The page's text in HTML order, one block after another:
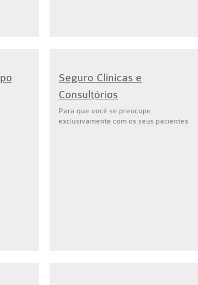
Seguro Clinicas e
Consultórios
Para que você se preocupe
exclusivamente com os seus pacientes